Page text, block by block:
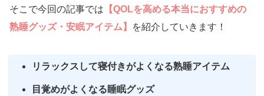
そこで今回の記事では 【QOLを高める本当におすすめの
熟睡グッズ・安眠アイテム】
を紹介していきます！
リラックスして寝付きがよくなる熟睡アイテム
目覚めがよくなる睡眠グッズ